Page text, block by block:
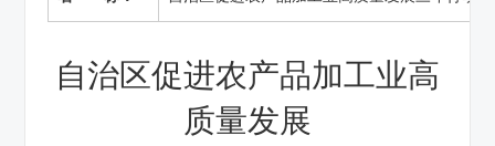
自治区促进农产品加工业高
质量发展